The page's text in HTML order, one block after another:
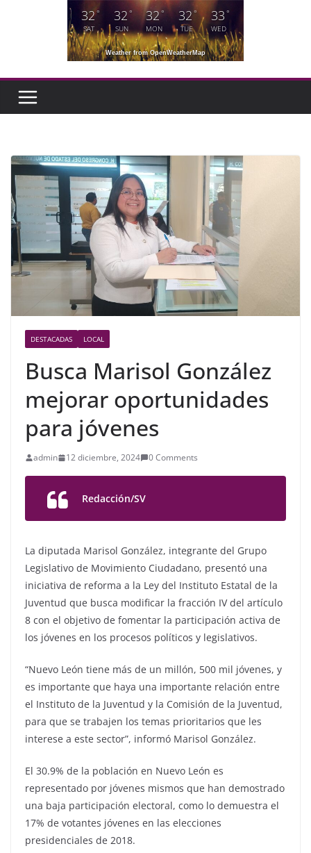
32°
SAT
32 °
SUN
32°
MON
32 °
TUE
33 °
WED
Weather from OpenWeatherMap
DESTACADAS LOCAL
Busca Marisol González
mejorar oportunidades
para jóvenes
admin 12 diciembre, 2024 0 Comments
Redacción/SV
La diputada Marisol González, integrante del Grupo
Legislativo de Movimiento Ciudadano, presentó una
iniciativa de reforma a la Ley del Instituto Estatal de la
Juventud que busca modificar la fracción IV del artículo
8 con el objetivo de fomentar la participación activa de
los jóvenes en los procesos políticos y legislativos.
“Nuevo León tiene más de un millón, 500 mil jóvenes, y
es importante que haya una importante relación entre
el Instituto de la Juventud y la Comisión de la Juventud,
para que se trabajen los temas prioritarios que les
interese a este sector”, informó Marisol González.
El 30.9% de la población en Nuevo León es
representado por jóvenes mismos que han demostrado
una baja participación electoral, como lo demuestra el
17% de votantes jóvenes en las elecciones
presidenciales de 2018.